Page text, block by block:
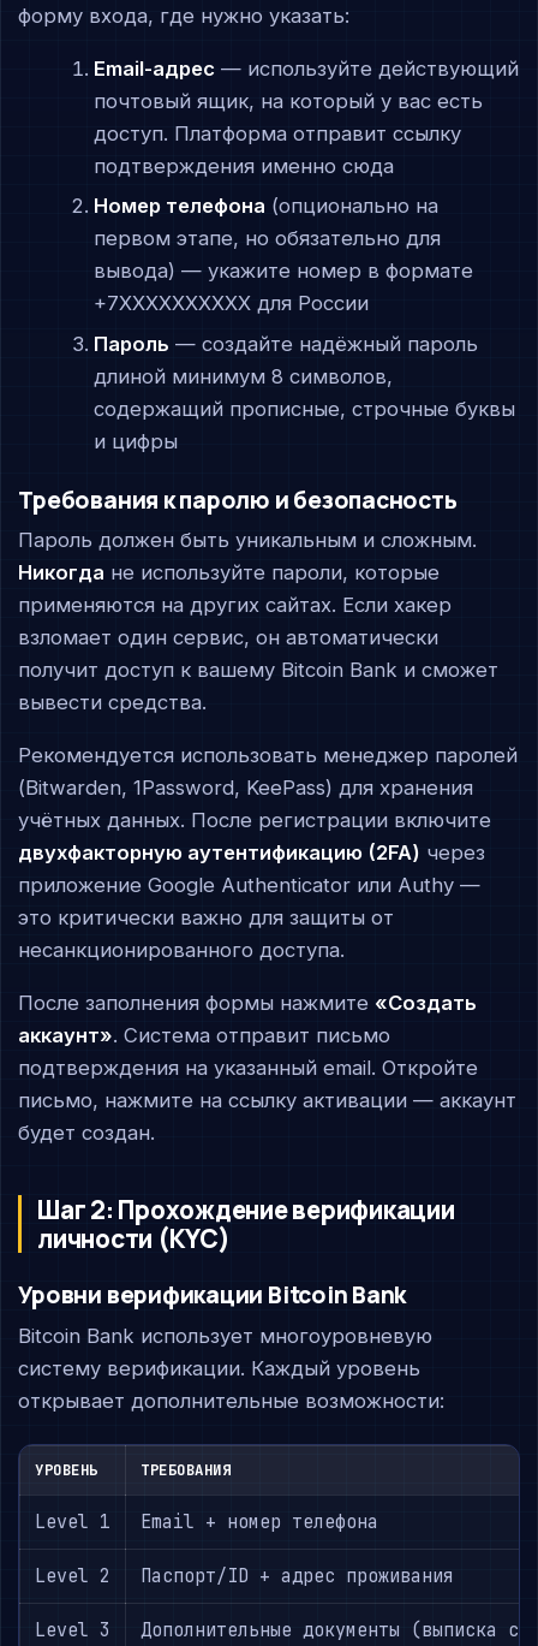
форму входа, где нужно указать:
Email-адрес — используйте действующий
почтовый ящик, на который у вас есть
доступ. Платформа отправит ссылку
подтверждения именно сюда
Номер телефона (опционально на
первом этапе, но обязательно для
вывода) — укажите номер в формате
+7XXXXXXXXXX для России
Пароль — создайте надёжный пароль
длиной минимум 8 символов,
содержащий прописные, строчные буквы
и цифры
Требования к паролю и безопасность
Пароль должен быть уникальным и сложным.
Никогда не используйте пароли, которые
применяются на других сайтах. Если хакер
взломает один сервис, он автоматически
получит доступ к вашему Bitcoin Bank и сможет
вывести средства.
Рекомендуется использовать менеджер паролей
(Bitwarden, 1Password, KeePass) для хранения
учётных данных. После регистрации включите
двухфакторную аутентификацию (2FA) через
приложение Google Authenticator или Authy —
это критически важно для защиты от
несанкционированного доступа.
После заполнения формы нажмите «Создать
аккаунт». Система отправит письмо
подтверждения на указанный email. Откройте
письмо, нажмите на ссылку активации — аккаунт
будет создан.
Шаг 2: Прохождение верификации
личности (KYC)
Уровни верификации Bitcoin Bank
Bitcoin Bank использует многоуровневую
систему верификации. Каждый уровень
открывает дополнительные возможности:
УРОВЕНЬ ТРЕБОВАНИЯ
Level 1 Email + номер телефона
Level 2 Паспорт/ID + адрес проживания
Level 3 Дополнительные документы (выписка с